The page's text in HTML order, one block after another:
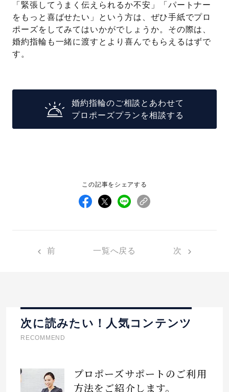
「緊張してうまく伝えられるか不安」「パートナー
をもっと喜ばせたい」という方は、ぜひ手紙でプロ
ポーズをしてみてはいかがでしょうか。その際は、
婚約指輪も一緒に渡すとより喜んでもらえるはずで
す。
婚約指輪のご相談とあわせて
プロポーズプランを相談する
この記事をシェアする
前 一覧へ戻る 次
次に読みたい！人気コンテンツ
RECOMMEND
プロポーズサポートのご利用
方法をご紹介します。